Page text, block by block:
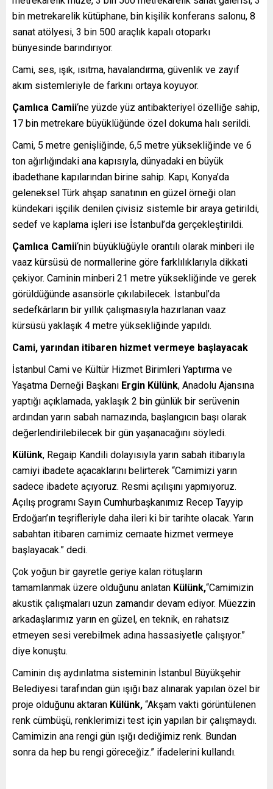
bin metrekarelik kütüphane, bin kişilik konferans salonu, 8
sanat atölyesi, 3 bin 500 araçlık kapalı otoparkı
bünyesinde barındırıyor.
Cami, ses, ışık, ısıtma, havalandırma, güvenlik ve zayıf
akım sistemleriyle de farkını ortaya koyuyor.
Çamlıca Camii‘ne yüzde yüz antibakteriyel özelliğe sahip,
17 bin metrekare büyüklüğünde özel dokuma halı serildi.
Cami, 5 metre genişliğinde, 6,5 metre yüksekliğinde ve 6
ton ağırlığındaki ana kapısıyla, dünyadaki en büyük
ibadethane kapılarından birine sahip. Kapı, Konya’da
geleneksel Türk ahşap sanatının en güzel örneği olan
kündekari işçilik denilen çivisiz sistemle bir araya getirildi,
sedef ve kaplama işleri ise İstanbul’da gerçekleştirildi.
Çamlıca Camii‘nin büyüklüğüyle orantılı olarak minberi ile
vaaz kürsüsü de normallerine göre farklılıklarıyla dikkati
çekiyor. Caminin minberi 21 metre yüksekliğinde ve gerek
görüldüğünde asansörle çıkılabilecek. İstanbul’da
sedefkârların bir yıllık çalışmasıyla hazırlanan vaaz
kürsüsü yaklaşık 4 metre yüksekliğinde yapıldı.
Cami, yarından itibaren hizmet vermeye başlayacak
İstanbul Cami ve Kültür Hizmet Birimleri Yaptırma ve
Yaşatma Derneği Başkanı Ergin Külünk, Anadolu Ajansına
yaptığı açıklamada, yaklaşık 2 bin günlük bir serüvenin
ardından yarın sabah namazında, başlangıcın başı olarak
değerlendirilebilecek bir gün yaşanacağını söyledi.
Külünk, Regaip Kandili dolayısıyla yarın sabah itibarıyla
camiyi ibadete açacaklarını belirterek “Camimizi yarın
sadece ibadete açıyoruz. Resmi açılışını yapmıyoruz.
Açılış programı Sayın Cumhurbaşkanımız Recep Tayyip
Erdoğan’ın teşrifleriyle daha ileri ki bir tarihte olacak. Yarın
sabahtan itibaren camimiz cemaate hizmet vermeye
başlayacak.” dedi.
Çok yoğun bir gayretle geriye kalan rötuşların
tamamlanmak üzere olduğunu anlatan Külünk,“Camimizin
akustik çalışmaları uzun zamandır devam ediyor. Müezzin
arkadaşlarımız yarın en güzel, en teknik, en rahatsız
etmeyen sesi verebilmek adına hassasiyetle çalışıyor.”
diye konuştu.
Caminin dış aydınlatma sisteminin İstanbul Büyükşehir
Belediyesi tarafından gün ışığı baz alınarak yapılan özel bir
proje olduğunu aktaran Külünk, “Akşam vakti görüntülenen
renk cümbüşü, renklerimizi test için yapılan bir çalışmaydı.
Camimizin ana rengi gün ışığı dediğimiz renk. Bundan
sonra da hep bu rengi göreceğiz.” ifadelerini kullandı.